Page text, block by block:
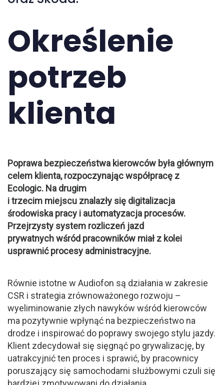
Określenie
potrzeb
klienta
Poprawa bezpieczeństwa kierowców była głównym
celem klienta, rozpoczynającwspółpracę z
Ecologic. Na drugim
i trzecim miejscu znalazły się digitalizacja
środowiska pracy i automatyzacja procesów.
Przejrzysty system rozliczeń jazd
prywatnych wśród pracowników miał z kolei
usprawnić procesy administracyjne.
Równie istotne w Audiofon są działania w zakresie
CSR i strategia zrównoważonego rozwoju –
wyeliminowanie złych nawyków wśród kierowców
ma pozytywnie wpłynąć na bezpieczeństwo na
drodze i inspirować do poprawy swojego stylu jazdy.
Klient zdecydował się sięgnąć po grywalizację, by
uatrakcyjnić ten proces i sprawić, by pracownicy
poruszający się samochodami służbowymi czuli się